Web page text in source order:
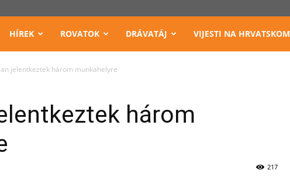
HÍREK ROVATOK DRÁVATÁJ VIJESTI NA HRVATSKOM
jelentkeztek három munkahelyre
három
217